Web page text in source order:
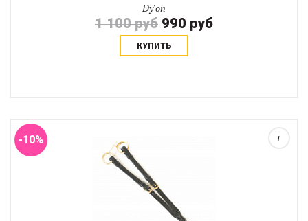
Dy'on
1 100 руб 990 руб
КУПИТЬ
-10% i